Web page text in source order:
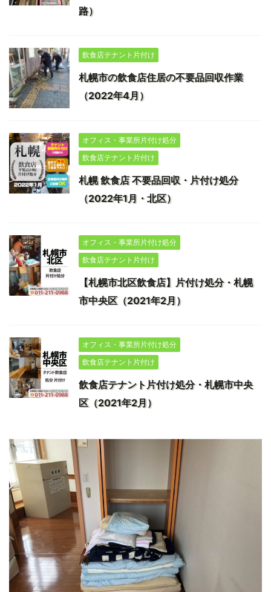
路）
飲食店テナント片付け
札幌市の飲食店住居の不要品回収作業
（2022年4月）
オフィス・事業所片付け処分
飲食店テナント片付け
札幌 飲食店 不要品回収・片付け処分
（2022年1月・北区）
オフィス・事業所片付け処分
飲食店テナント片付け
【札幌市北区飲食店】片付け処分・札幌
市中央区（2021年2月）
オフィス・事業所片付け処分
飲食店テナント片付け
飲食店テナント片付け処分・札幌市中央
区（2021年2月）